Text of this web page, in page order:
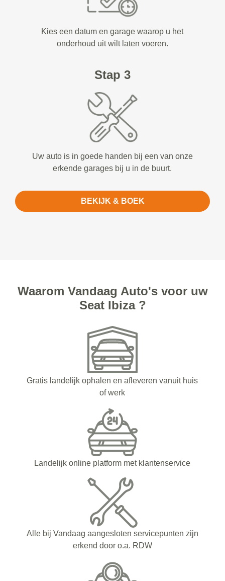
Kies een datum en garage waarop u het
onderhoud uit wilt laten voeren.
Stap 3
Uw auto is in goede handen bij een van onze
erkende garages bij u in de buurt.
BEKIJK & BOEK
Waarom Vandaag Auto's voor uw
Seat Ibiza ?
Gratis landelijk ophalen en afleveren vanuit huis
of werk
Landelijk online platform met klantenservice
Alle bij Vandaag aangesloten servicepunten zijn
erkend door o.a. RDW